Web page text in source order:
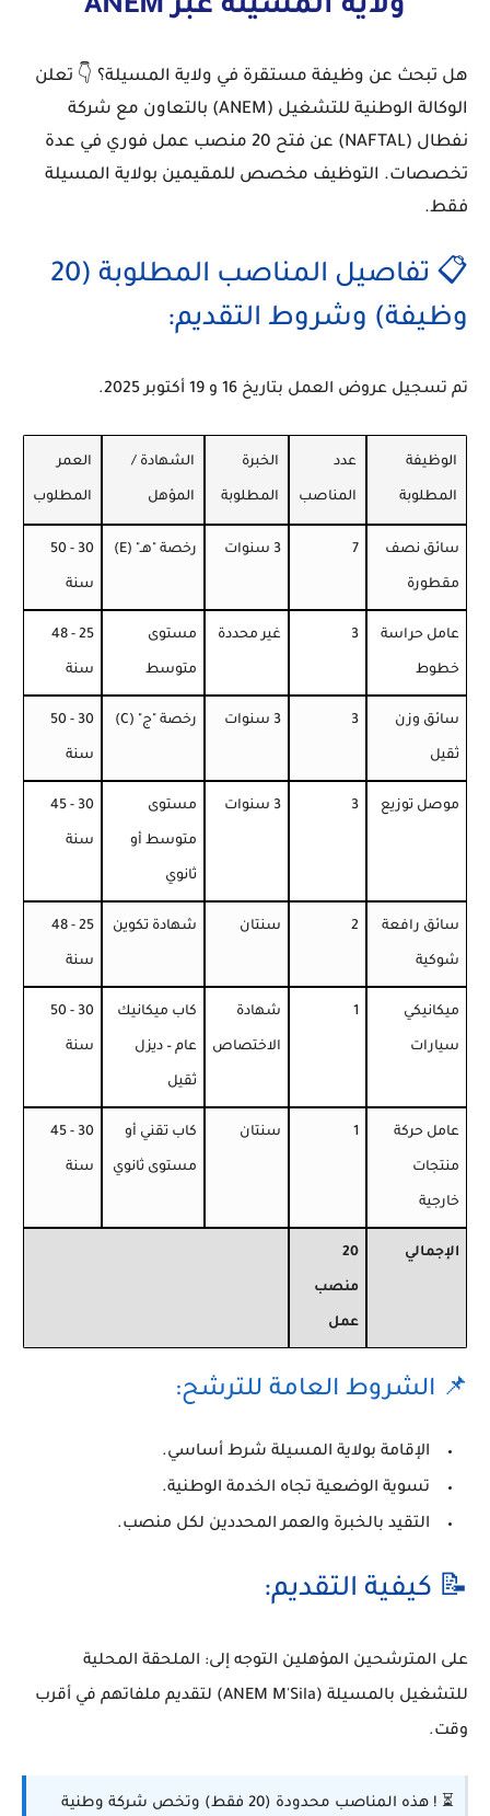
ولاية المسيلة عبر ANEM
هل تبحث عن وظيفة مستقرة في ولاية المسيلة؟ 👇 تعلن
الوكالة الوطنية للتشغيل (ANEM)
بالتعاون مع شركة
نفطال (NAFTAL)
عن فتح 20 منصب عمل فوري
في عدة
تخصصات. التوظيف مخصص للمقيمين بولاية المسيلة
فقط.
📋 تفاصيل المناصب المطلوبة (20
وظيفة) وشروط التقديم:
تم تسجيل عروض العمل بتاريخ 16 و 19 أكتوبر 2025 .
الوظيفة
المطلوبة
عدد
المناصب
الخبرة
المطلوبة
الشهادة /
المؤهل
العمر
المطلوب
سائق نصف
مقطورة
7 3 سنوات رخصة "هـ" (E) 30 - 50
سنة
عامل حراسة
خطوط
3 غير محددة مستوى
متوسط
25 - 48
سنة
سائق وزن
ثقيل
3 3 سنوات رخصة "ج" (C) 30 - 50
سنة
موصل توزيع 3 3 سنوات مستوى
متوسط أو
ثانوي
30 - 45
سنة
سائق رافعة
شوكية
2 سنتان شهادة تكوين 25 - 48
سنة
ميكانيكي
سيارات
1 شهادة
الاختصاص
كاب ميكانيك
عام – ديزل
ثقيل
30 - 50
سنة
عامل حركة
منتجات
خارجية
1 سنتان كاب تقني أو
مستوى ثانوي
30 - 45
سنة
الإجمالي 20
منصب
عمل
📌 الشروط العامة للترشح:
الإقامة بولاية المسيلة شرط أساسي.
تسوية الوضعية تجاه الخدمة الوطنية.
التقيد بالخبرة والعمر المحددين لكل منصب.
📝 كيفية التقديم:
على المترشحين المؤهلين التوجه إلى: الملحقة المحلية
للتشغيل بالمسيلة (ANEM M'Sila)
لتقديم ملفاتهم في أقرب
وقت.
⏳ ! هذه المناصب محدودة (20 فقط) وتخص شركة وطنية